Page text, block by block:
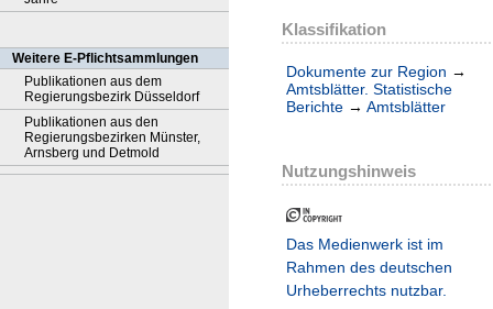
Weitere E-Pflichtsammlungen
Publikationen aus dem
Regierungsbezirk Düsseldorf
Publikationen aus den
Regierungsbezirken Münster,
Arnsberg und Detmold
Klassifikation
Dokumente zur Region →
Amtsblätter. Statistische
Berichte → Amtsblätter
Nutzungshinweis
Das Medienwerk ist im
Rahmen des deutschen
Urheberrechts nutzbar.